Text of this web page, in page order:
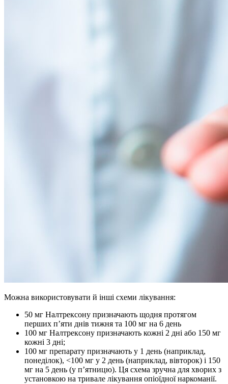
Можна використовувати й інші схеми лікування:
50 мг Налтрексону призначають щодня протягом
перших п’яти днів тижня та 100 мг на 6 день
100 мг Налтрексону призначають кожні 2 дні або 150 мг
кожні 3 дні;
100 мг препарату призначають у 1 день (наприклад,
понеділок), <100 мг у 2 день (наприклад, вівторок) і 150
мг на 5 день (у п’ятницю). Ця схема зручна для хворих з
установкою на тривале лікування опіоїдної наркоманії.